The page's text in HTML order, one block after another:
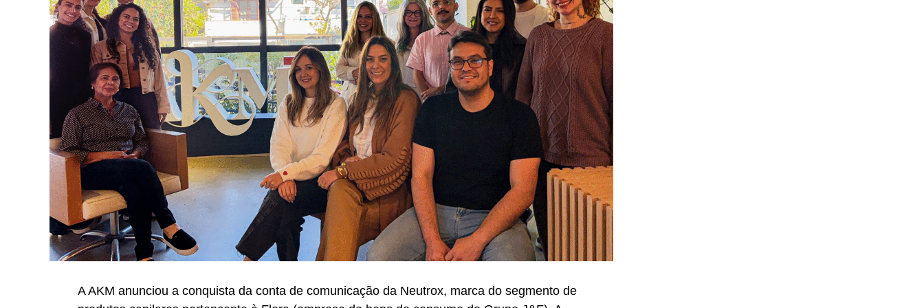
Inter Summit, evento proprietário do Banco Inter que já se integrou ao calendário oficial de
Belo Horizonte.
Uma década de viradas: da adaptação histórica à liderança em inovação
A história da EAÍ?! é pautada por marcos operacionais que acompanharam, e em muitos
momentos anteciparam, as transformações do mercado de live marketing no Brasil. A
principal virada de sua trajetória ocorreu em 2020. No auge da pandemia de COVID-19, em
menos de 30 dias, a agência idealizou e migrou a convenção nacional da Havaianas para
uma plataforma digital proprietária. Desse movimento nasceu a Smart Live, solução que
viabilizou mais de 200 eventos digitais em apenas um ano, reposicionando a agência na
liderança da transformação digital do setor em um momento crucial.
Com a retomada do mercado, a agência continuou desbravando novas fronteiras. Em 2021,
assinou uma ativação no metaverso para a Heineken, antecipando tendências virtuais no
país. No cenário internacional, conduziu o encerramento do Pavilhão Brasil, da Usina de
Itaipu Binacional, durante a Expo Dubai, o maior evento de inovação do mundo. A operação
A AKM anunciou a conquista da conta de comunicação da Neutrox, marca do segmento de